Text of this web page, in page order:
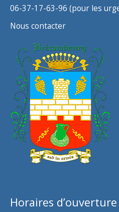
06-37-17-63-96 (pour les
Nous contacter
Horaires